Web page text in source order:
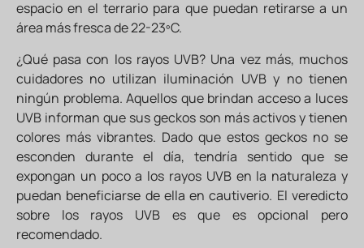
espacio en el terrario para que puedan retirarse a un
área más fresca de 22-23ºC.
¿Qué pasa con los rayos UVB? Una vez más, muchos
cuidadores no utilizan iluminación UVB y no tienen
ningún problema. Aquellos que brindan acceso a luces
UVB informan que sus geckos son más activos y tienen
colores más vibrantes. Dado que estos geckos no se
esconden durante el día, tendría sentido que se
expongan un poco a los rayos UVB en la naturaleza y
puedan beneficiarse de ella en cautiverio. El veredicto
sobre los rayos UVB es que es opcional pero
recomendado.